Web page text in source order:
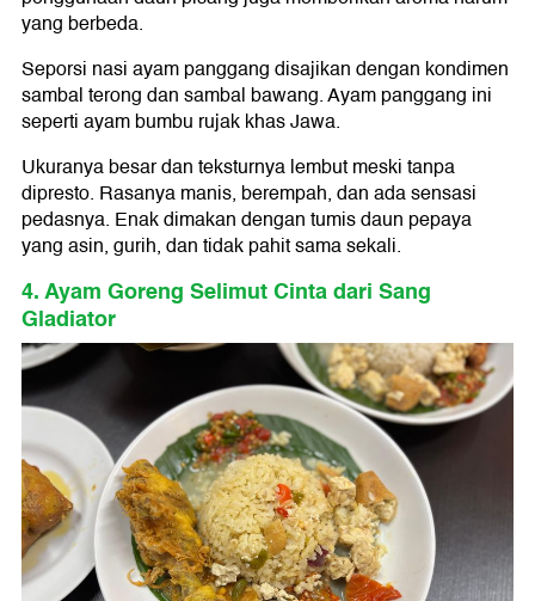
yang berbeda.
Seporsi nasi ayam panggang disajikan dengan kondimen
sambal terong dan sambal bawang. Ayam panggang ini
seperti ayam bumbu rujak khas Jawa.
Ukuranya besar dan teksturnya lembut meski tanpa
dipresto. Rasanya manis, berempah, dan ada sensasi
pedasnya. Enak dimakan dengan tumis daun pepaya
yang asin, gurih, dan tidak pahit sama sekali.
4. Ayam Goreng Selimut Cinta dari Sang
Gladiator